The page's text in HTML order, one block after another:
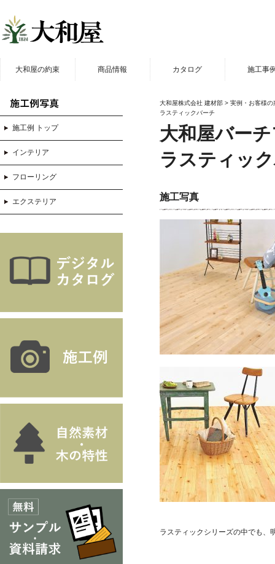
大和屋の約束 商品情報
フローリング
カタログ
ガイドブック
施工事
幼稚園実
店舗実
大和屋株式会社 建材部 > 実例・お客様の
ラスティックバーチ
大和屋バー
ラスティッ
施工写真
ラスティックシリーズの中でも、
施工例 トップ
インテリア
フローリング
エクステリア